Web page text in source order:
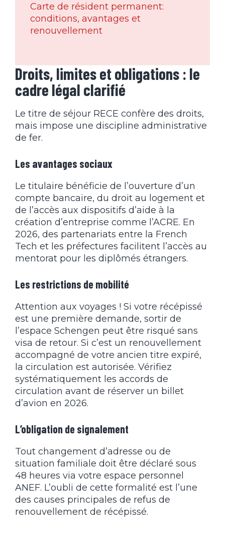
Carte de résident permanent:
conditions, avantages et
renouvellement
Droits, limites et obligations : le
cadre légal clarifié
Le titre de séjour RECE confère des droits,
mais impose une discipline administrative
de fer.
Les avantages sociaux
Le titulaire bénéficie de l’ouverture d’un
compte bancaire, du droit au logement et
de l’accès aux dispositifs d’aide à la
création d’entreprise comme l’ACRE. En
2026, des partenariats entre la French
Tech et les préfectures facilitent l’accès au
mentorat pour les diplômés étrangers.
Les restrictions de mobilité
Attention aux voyages ! Si votre récépissé
est une première demande, sortir de
l’espace Schengen peut être risqué sans
visa de retour. Si c’est un renouvellement
accompagné de votre ancien titre expiré,
la circulation est autorisée. Vérifiez
systématiquement les accords de
circulation avant de réserver un billet
d’avion en 2026.
L’obligation de signalement
Tout changement d’adresse ou de
situation familiale doit être déclaré sous
48 heures via votre espace personnel
ANEF. L’oubli de cette formalité est l’une
des causes principales de refus de
renouvellement de récépissé.